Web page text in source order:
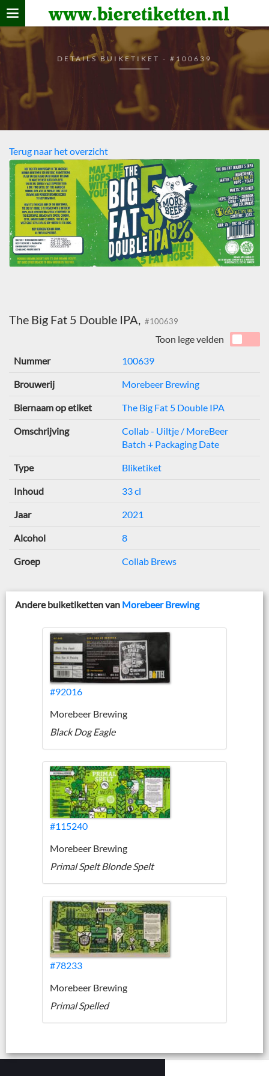
www.bieretiketten.nl
Home
verzamelen
De bierkaart
Bezoekers
DETAILS BUIKETIKET - #100639
Terug naar het overzicht
The Big Fat 5 Double IPA, #100639
Toon lege velden
Nummer
100639
Brouwerij Morebeer Brewing
Biernaam op etiket The Big Fat 5 Double IPA
Omschrijving
Collab - Uiltje / MoreBeer
Batch + Packaging Date
Type Bliketiket
Inhoud 33 cl
Jaar 2021
Alcohol 8
Groep Collab Brews
Andere buiketiketten van Morebeer Brewing
#92016
Morebeer Brewing
Black Dog Eagle
#115240
Morebeer Brewing
Primal Spelt Blonde Spelt
#78233
Morebeer Brewing
Primal Spelled